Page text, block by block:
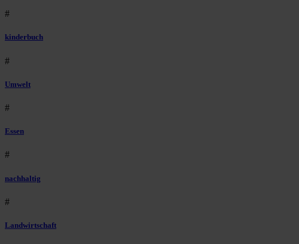
#
kinderbuch
#
Umwelt
#
Essen
#
nachhaltig
#
Landwirtschaft